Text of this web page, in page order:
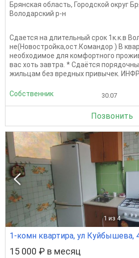
Брянская область, Городской округ
Володарский р-н
Сдается на длительный срок 1к.к.в
не(Новостройка,ост.Командор ) В
необходимое для комфортного
вac xoть зaвтpа. * Сдаётся
жильцам без вредных привычек.
Собственник 30.07
Позвонить
1 из 4
1-комн квартира, ул Куйбышева,
15 000 ₽ в месяц